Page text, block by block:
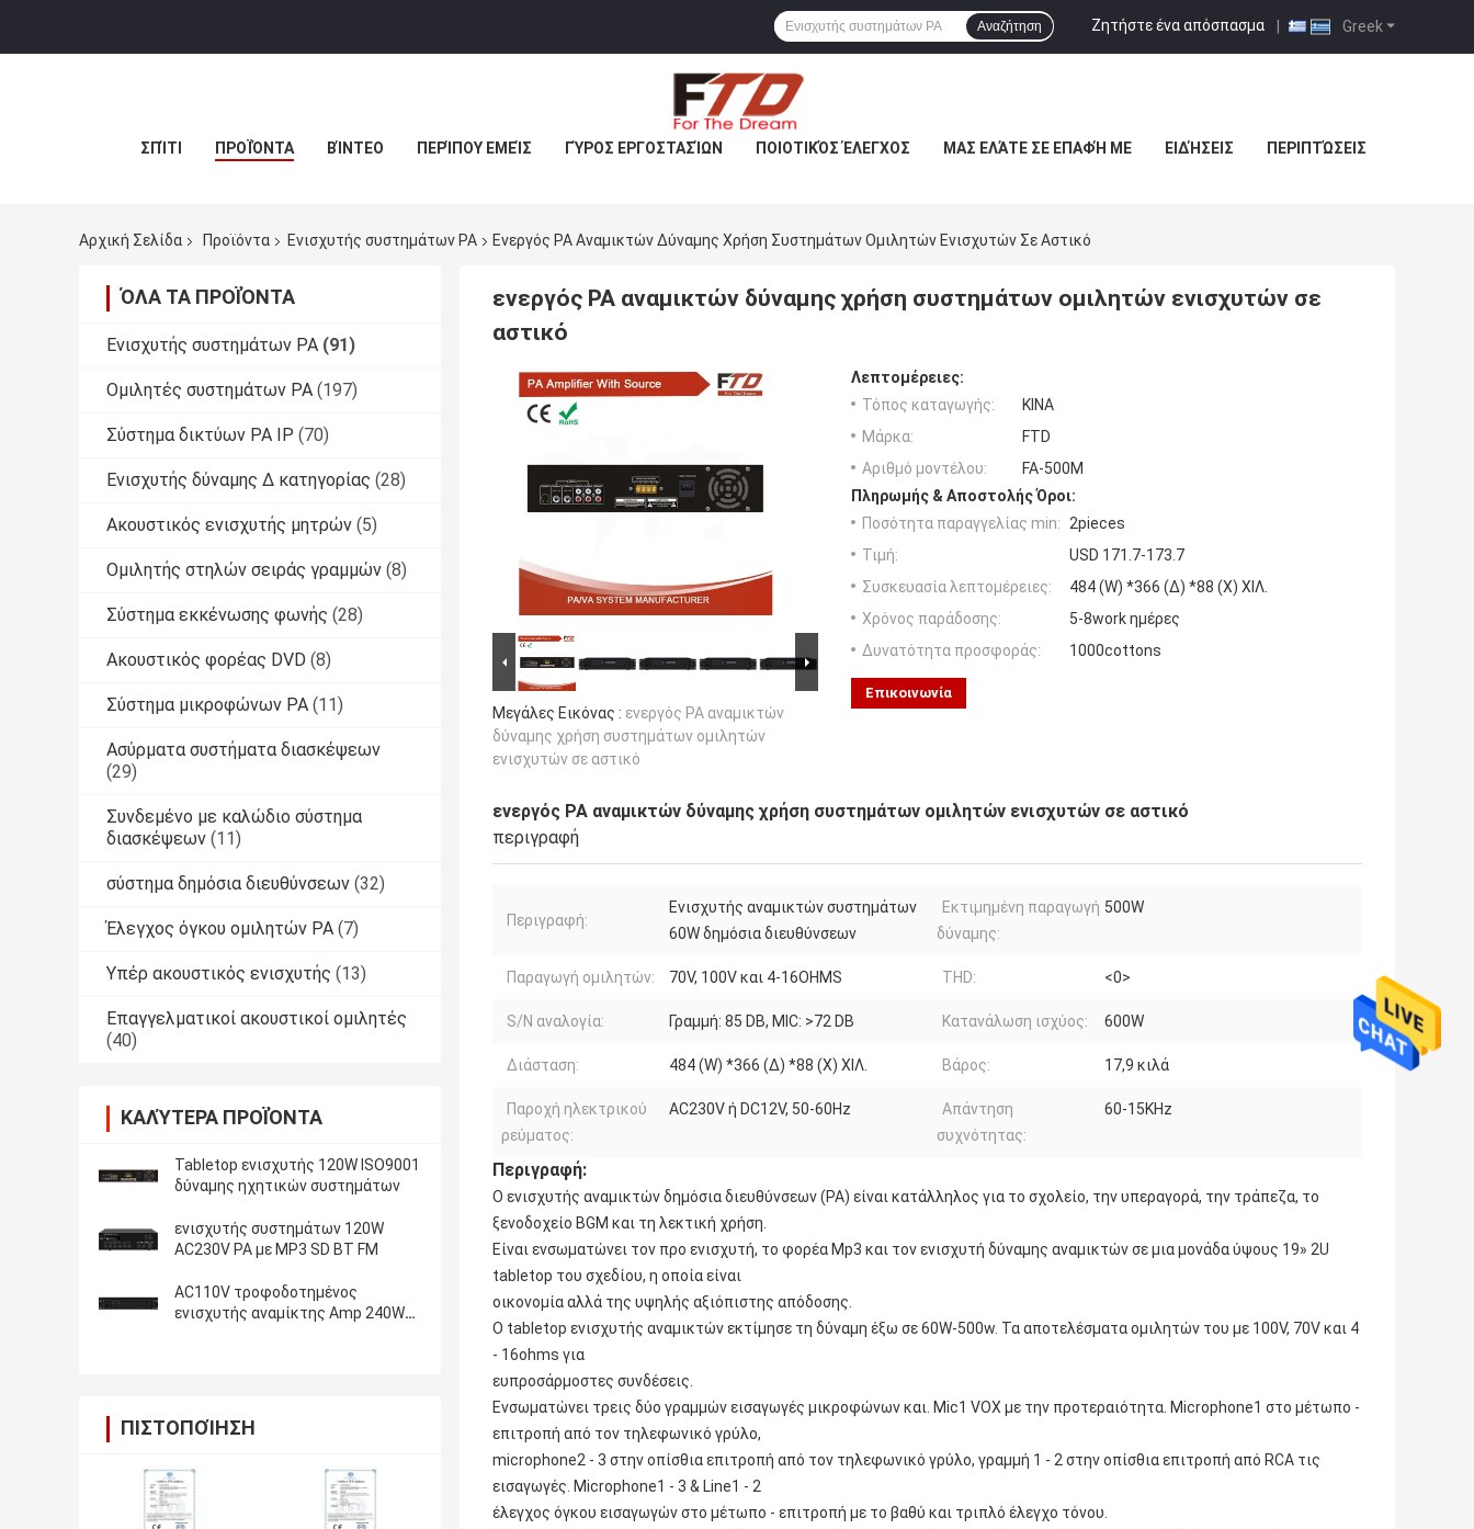
Greek
Ζητήστε ένα απόσπασμα |
Αναζήτηση
ΣΠΊΤΙ ΠΡΟΪΌΝΤΑ ΒΊΝΤΕΟ ΠΕΡΊΠΟΥ ΕΜΕΊΣ ΓΎΡΟΣ ΕΡΓΟΣΤΑΣΊΩΝ ΠΟΙΟΤΙΚΌΣ ΈΛΕΓΧΟΣ ΜΑΣ ΕΛΆΤΕ ΣΕ ΕΠΑΦΉ ΜΕ ΕΙΔΉΣΕΙΣ ΠΕΡΙΠΤΏΣΕΙΣ
Αρχική Σελίδα Προϊόντα Ενισχυτής συστημάτων PA Ενεργός PA Αναμικτών Δύναμης Χρήση Συστημάτων Ομιλητών Ενισχυτών Σε Αστικό
ΌΛΑ ΤΑ ΠΡΟΪΌΝΤΑ
Ενισχυτής συστημάτων PA (91)
Ομιλητές συστημάτων PA (197)
Σύστημα δικτύων PA IP (70)
Ενισχυτής δύναμης Δ κατηγορίας (28)
Ακουστικός ενισχυτής μητρών (5)
Ομιλητής στηλών σειράς γραμμών (8)
Σύστημα εκκένωσης φωνής (28)
Ακουστικός φορέας DVD (8)
Σύστημα μικροφώνων PA (11)
Ασύρματα συστήματα διασκέψεων
(29)
Συνδεμένο με καλώδιο σύστημα
διασκέψεων (11)
σύστημα δημόσια διευθύνσεων (32)
Έλεγχος όγκου ομιλητών PA (7)
Υπέρ ακουστικός ενισχυτής (13)
Επαγγελματικοί ακουστικοί ομιλητές
(40)
ΚΑΛΎΤΕΡΑ ΠΡΟΪΌΝΤΑ
Tabletop ενισχυτής 120W ISO9001
δύναμης ηχητικών συστημάτων
ενισχυτής συστημάτων 120W
AC230V PA με MP3 SD BT FM
AC110V τροφοδοτημένος
ενισχυτής αναμίκτης Amp 240W
ΠΙΣΤΟΠΟΊΗΣΗ
ενεργός PA αναμικτών δύναμης χρήση συστημάτων ομιλητών ενισχυτών σε
αστικό
Μεγάλες Εικόνας : ενεργός PA αναμικτών
δύναμης χρήση συστημάτων ομιλητών
ενισχυτών σε αστικό
Λεπτομέρειες:
Τόπος καταγωγής:
ΚΙΝΑ
Μάρκα:
FTD
Αριθμό μοντέλου:
FA-500M
Πληρωμής & Αποστολής Όροι:
Ποσότητα παραγγελίας min: 2pieces
Τιμή:
USD 171.7-173.7
Συσκευασία λεπτομέρειες:
484 (W) *366 (Δ) *88 (Χ) ΧΙΛ.
Χρόνος παράδοσης:
5-8work ημέρες
Δυνατότητα προσφοράς:
1000cottons
Επικοινωνία
ενεργός PA αναμικτών δύναμης χρήση συστημάτων ομιλητών ενισχυτών σε αστικό
περιγραφή
Περιγραφή:
Ενισχυτής αναμικτών συστημάτων
60W δημόσια διευθύνσεων
Εκτιμημένη παραγωγή
δύναμης:
500W
Παραγωγή ομιλητών: 70V, 100V και 4-16OHMS THD: <0>
S/N αναλογία: Γραμμή: 85 DB, MIC: >72 DB Κατανάλωση ισχύος: 600W
Διάσταση: 484 (W) *366 (Δ) *88 (Χ) ΧΙΛ. Βάρος: 17,9 κιλά
Παροχή ηλεκτρικού
ρεύματος:
AC230V ή DC12V, 50-60Hz
Απάντηση
συχνότητας:
60-15KHz
Περιγραφή:
Ο ενισχυτής αναμικτών δημόσια διευθύνσεων (PA) είναι κατάλληλος για το σχολείο, την υπεραγορά, την τράπεζα, το
ξενοδοχείο BGM και τη λεκτική χρήση.
Είναι ενσωματώνει τον προ ενισχυτή, το φορέα Mp3 και τον ενισχυτή δύναμης αναμικτών σε μια μονάδα ύψους 19» 2U
tabletop του σχεδίου, η οποία είναι
οικονομία αλλά της υψηλής αξιόπιστης απόδοσης.
Ο tabletop ενισχυτής αναμικτών εκτίμησε τη δύναμη έξω σε 60W-500w. Τα αποτελέσματα ομιλητών του με 100V, 70V και 4
‐ 16ohms για
ευπροσάρμοστες συνδέσεις.
Ενσωματώνει τρεις δύο γραμμών εισαγωγές μικροφώνων και. Mic1 VOX με την προτεραιότητα. Microphone1 στο μέτωπο -
επιτροπή από τον τηλεφωνικό γρύλο,
microphone2 ‐ 3 στην οπίσθια επιτροπή από τον τηλεφωνικό γρύλο, γραμμή 1 ‐ 2 στην οπίσθια επιτροπή από RCA τις
εισαγωγές. Microphone1 ‐ 3 & Line1 ‐ 2
έλεγχος όγκου εισαγωγών στο μέτωπο - επιτροπή με το βαθύ και τριπλό έλεγχο τόνου.